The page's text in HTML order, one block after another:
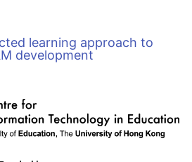
learning approach to
development